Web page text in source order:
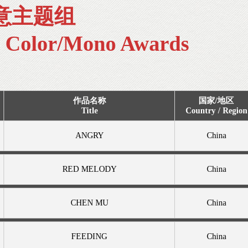
主题组
Mono Awards
作品名称
Title
国家/地区
Country / Region
ANGRY China
RED MELODY China
CHEN MU China
FEEDING China